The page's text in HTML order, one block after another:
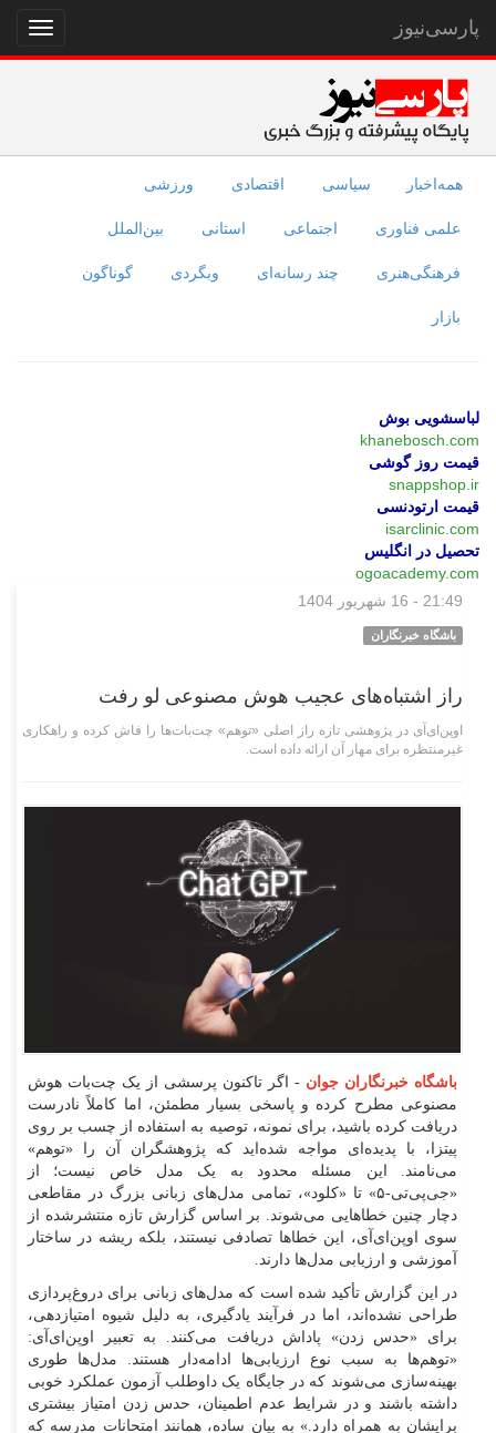
نمایش
منو
پارسی‌نیوز
همه‌اخبار سیاسی اقتصادی ورزشی
علمی فناوری اجتماعی استانی بین‌الملل
فرهنگی‌هنری چند رسانه‌ای وبگردی گوناگون
بازار
لباسشویی بوش
khanebosch.com
قیمت روز گوشی
snappshop.ir
قیمت ارتودنسی
isarclinic.com
تحصیل در انگلیس
ogoacademy.com
21:49 - 16 شهریور 1404
باشگاه خبرنگاران
راز اشتباه‌های عجیب هوش مصنوعی لو رفت
اوپن‌ای‌آی در پژوهشی تازه راز اصلی «توهم‌» چت‌بات‌ها را فاش کرده و راهکاری
غیرمنتظره برای مهار آن ارائه داده است.
باشگاه خبرنگاران جوان - اگر تاکنون پرسشی از یک چت‌بات هوش
مصنوعی مطرح کرده و پاسخی بسیار مطمئن، اما کاملاً نادرست
دریافت کرده باشید، برای نمونه، توصیه به استفاده از چسب بر روی
پیتزا، با پدیده‌ای مواجه شده‌اید که پژوهشگران آن را «توهم»
می‌نامند. این مسئله محدود به یک مدل خاص نیست؛ از
«جی‌پی‌تی-۵» تا «کلود»، تمامی مدل‌های زبانی بزرگ در مقاطعی
دچار چنین خطا‌هایی می‌شوند. بر اساس گزارش تازه منتشرشده از
سوی اوپن‌ای‌آی، این خطا‌ها تصادفی نیستند، بلکه ریشه در ساختار
آموزشی و ارزیابی مدل‌ها دارند.
در این گزارش تأکید شده است که مدل‌های زبانی برای دروغ‌پردازی
طراحی نشده‌اند، اما در فرآیند یادگیری، به دلیل شیوه امتیازدهی،
برای «حدس زدن» پاداش دریافت می‌کنند. به تعبیر اوپن‌ای‌آی:
«توهم‌ها به سبب نوع ارزیابی‌ها ادامه‌دار هستند. مدل‌ها طوری
بهینه‌سازی می‌شوند که در جایگاه یک داوطلب آزمون عملکرد خوبی
داشته باشند و در شرایط عدم اطمینان، حدس زدن امتیاز بیشتری
برایشان به همراه دارد.» به بیان ساده، همانند امتحانات مدرسه که